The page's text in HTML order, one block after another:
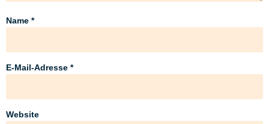
Name *
E-Mail-Adresse *
Website